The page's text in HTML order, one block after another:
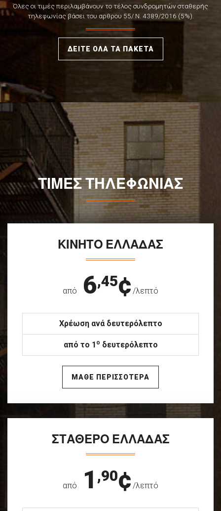
Όλες οι τιμές περιλαμβάνουν το τέλος συνδρομητών σταθερής
τηλεφωνίας βάσει του αρθρου 55/ Ν. 4389/2016 (5%).
ΔΕΙΤΕ ΟΛΑ ΤΑ ΠΑΚΕΤΑ
ΤΙΜΕΣ ΤΗΛΕΦΩΝΙΑΣ
ΚΙΝΗΤΟ ΕΛΛΑΔΑΣ
από 6,45¢ /λεπτό
Χρέωση ανά δευτερόλεπτο
από το 1 ο δευτερόλεπτο
ΜΑΘΕ ΠΕΡΙΣΣΟΤΕΡΑ
ΣΤΑΘΕΡΟ ΕΛΛΑΔΑΣ
από 1 ,90¢ /λεπτό